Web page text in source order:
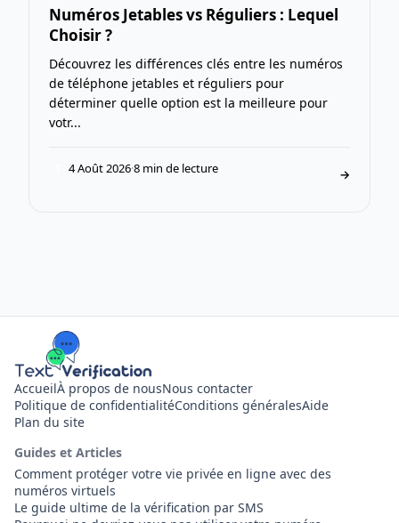
Numéros Jetables vs Réguliers : Lequel
Choisir ?
Découvrez les différences clés entre les numéros
de téléphone jetables et réguliers pour
déterminer quelle option est la meilleure pour
votr...
4 Août 2026·8 min de lecture →
AccueilÀ propos de nousNous contacter
Politique de confidentialitéConditions généralesAide
Plan du site
Guides et Articles
Comment protéger votre vie privée en ligne avec des
numéros virtuels
Le guide ultime de la vérification par SMS